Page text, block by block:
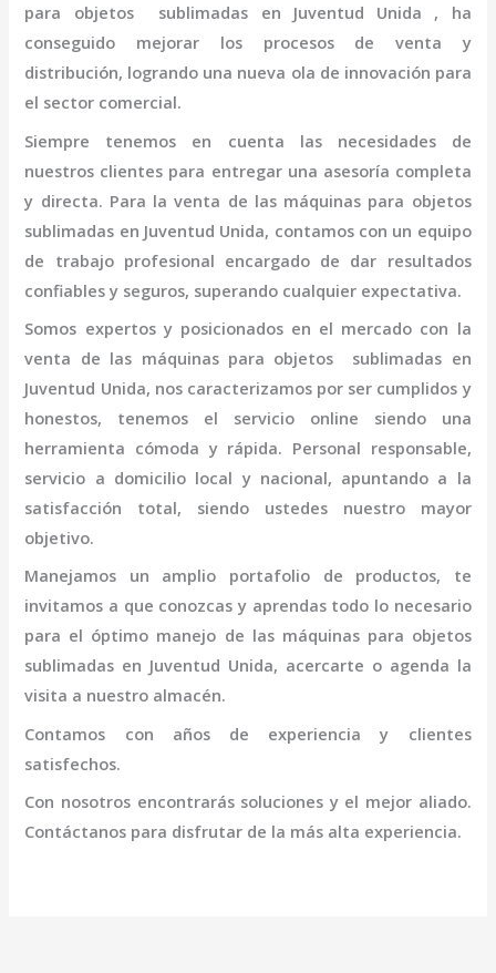
para objetos sublimadas en Juventud Unida , ha
conseguido mejorar los procesos de venta y
distribución, logrando una nueva ola de innovación para
el sector comercial.
Siempre tenemos en cuenta las necesidades de
nuestros clientes para entregar una asesoría completa
y directa. Para la venta de las máquinas para objetos
sublimadas en Juventud Unida, contamos con un equipo
de trabajo profesional encargado de dar resultados
confiables y seguros, superando cualquier expectativa.
Somos expertos y posicionados en el mercado con la
venta de las máquinas para objetos sublimadas en
Juventud Unida, nos caracterizamos por ser cumplidos y
honestos, tenemos el servicio online siendo una
herramienta cómoda y rápida. Personal responsable,
servicio a domicilio local y nacional, apuntando a la
satisfacción total, siendo ustedes nuestro mayor
objetivo.
Manejamos un amplio portafolio de productos, te
invitamos a que conozcas y aprendas todo lo necesario
para el óptimo manejo de las máquinas para objetos
sublimadas en Juventud Unida, acercarte o agenda la
visita a nuestro almacén.
Contamos con años de experiencia y clientes
satisfechos.
Con nosotros encontrarás soluciones y el mejor aliado.
Contáctanos para disfrutar de la más alta experiencia.